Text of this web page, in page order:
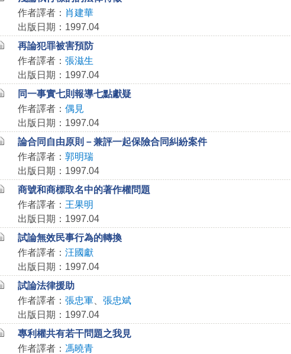
作者譯者： 肖建華
出版日期：1997.04
再論犯罪被害預防
作者譯者： 張滋生
出版日期：1997.04
同一事實七則報導七點獻疑
作者譯者： 偶見
出版日期：1997.04
論合同自由原則－兼評一起保險合同糾紛案件
作者譯者： 郭明瑞
出版日期：1997.04
商號和商標取名中的著作權問題
作者譯者： 王果明
出版日期：1997.04
試論無效民事行為的轉換
作者譯者： 汪國獻
出版日期：1997.04
試論法律援助
作者譯者： 張忠軍、 張忠斌
出版日期：1997.04
專利權共有若干問題之我見
作者譯者： 馮曉青